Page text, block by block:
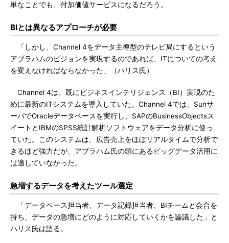
単なことでも、付加価値サービスになるだろう。
BIとは異なるアプローチが必要
「しかし、Channel 4をデータ主導型のテレビ局にするという
アブラハムのビジョンを実現するのであれば、ITについての考え
を変えなければならなかった」（ハリス氏）
Channel 4は、既にビジネスインテリジェンス（BI）実現のた
めに最新のITシステムを導入していた。Channel 4では、Sunサ
ーバでOracleデータベースを実行し、SAPのBusinessObjectsス
イートとIBMのSPSS統計解析ソフトウェアをデータ分析に使っ
ていた。このシステムは、広告売上をほぼリアルタイムで分析で
きるほど強力だが、アブラハム氏の頭にあるビッグデータ活用に
は適していなかった。
急増するデータを考えたツール選定
「データベース担当者、データ記録担当者、BIチームと会合を
持ち、データの急増にどのように対応していくかを論議した」と
ハリス氏は語る。